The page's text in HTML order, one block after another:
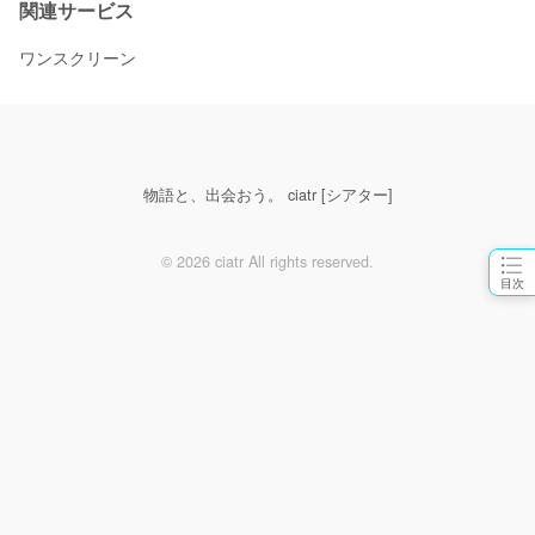
目次
関連サービス
ワンスクリーン
物語と、出会おう。 ciatr [シアター]
© 2026 ciatr All rights reserved.